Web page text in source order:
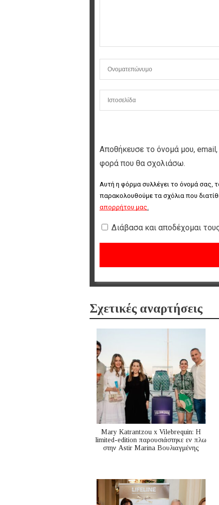
Αποθήκευσε το όνομά μου,
φορά που θα σχολιάσω.
Αυτή η φόρμα συλλέγει το όνομά σας,
παρακολουθούμε τα σχόλια που
απορρήτου μας
Διάβασα και αποδέχομαι
Σχετικές αναρτήσεις
Mary Katrantzou x Vilebrequin: Η
limited-edition παρουσιάστηκε εν πλω
στην Astir Marina Βουλιαγμένης